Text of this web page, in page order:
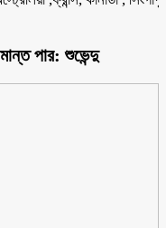
পার: শুভেন্দু